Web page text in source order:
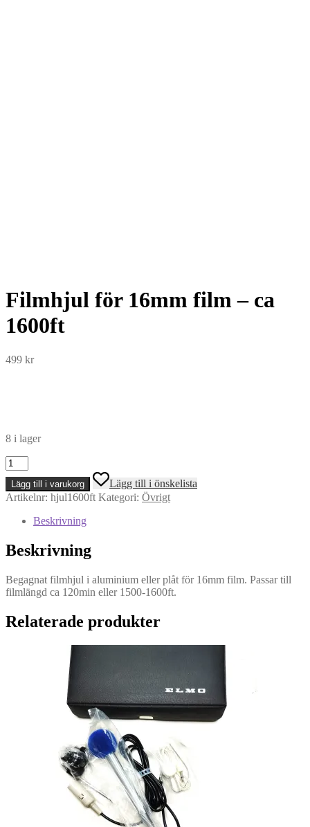
Filmhjul för 16mm film – ca
1600ft
499 kr
8 i lager
Filmhjul
för
16mm
film
mängd
Lägg till i varukorg
Lägg till i önskelista
Artikelnr: hjul1600ft Kategori: Övrigt
Beskrivning
Beskrivning
Begagnat filmhjul i aluminium eller plåt för 16mm film. Passar till
filmlängd ca 120min eller 1500-1600ft.
Relaterade produkter